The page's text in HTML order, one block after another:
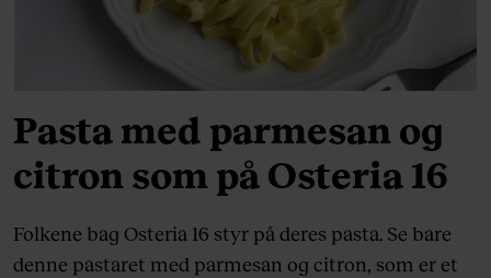
Pasta med parmesan og
citron som på Osteria 16
Folkene bag Osteria 16 styr på deres pasta. Se bare
denne pastaret med parmesan og citron, som er et